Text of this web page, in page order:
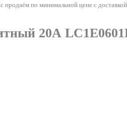
по минимальной цене с
20А